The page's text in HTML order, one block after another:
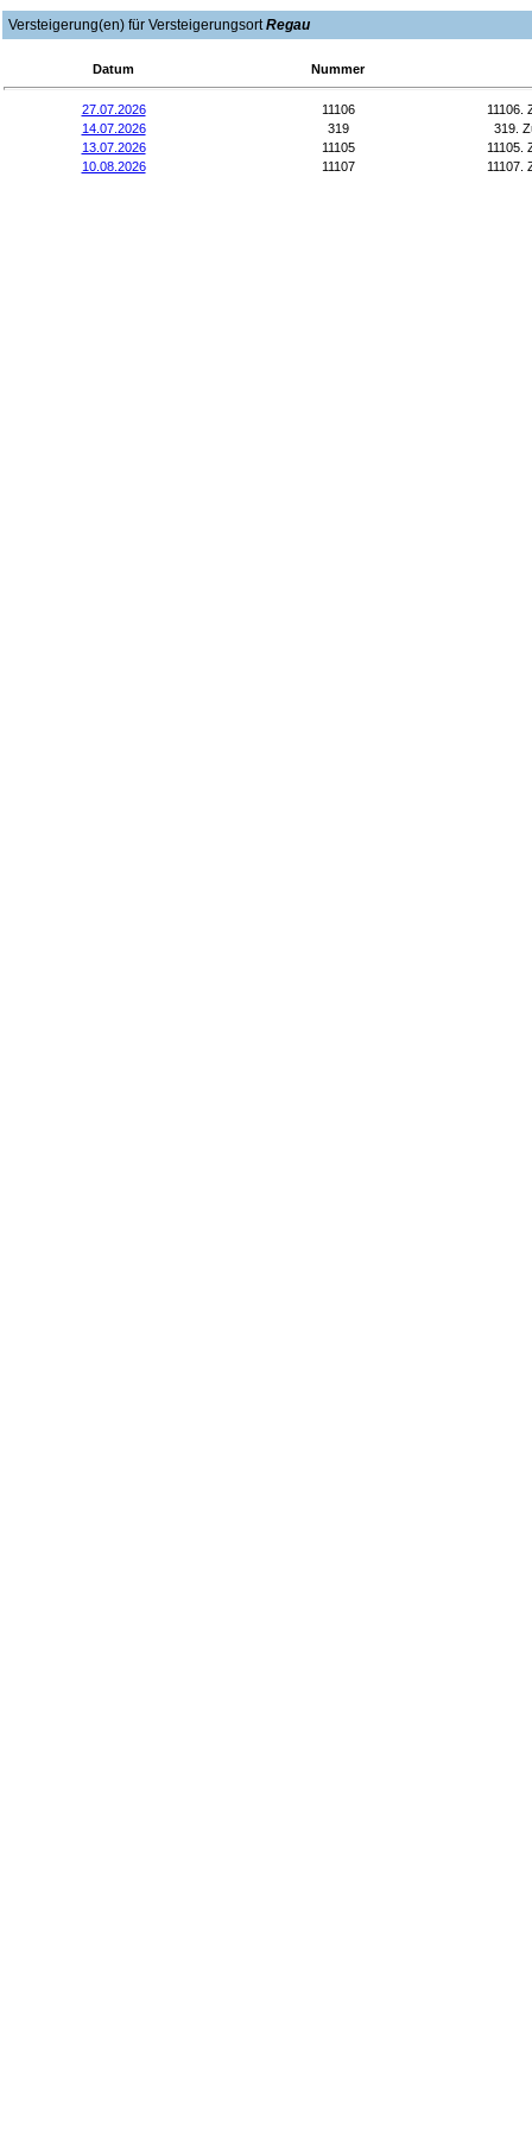
Versteigerung(en) für VersteigerungsortRegau
Datum Nummer
27.07.2026 11106
11106.
14.07.2026
319
319.
13.07.2026
11105
11105.
10.08.2026
11107 11107.